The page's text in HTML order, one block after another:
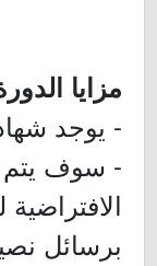
مزايا
- يوجد
- سوف يتم
برسائل